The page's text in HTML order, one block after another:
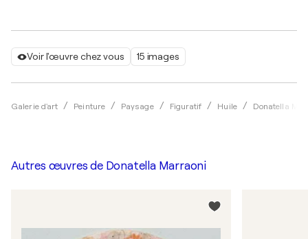
Voir l'œuvre chez vous 15 images
Galerie d'art Peinture Paysage Figuratif Huile Donatella
Autres œuvres de Donatella Marraoni